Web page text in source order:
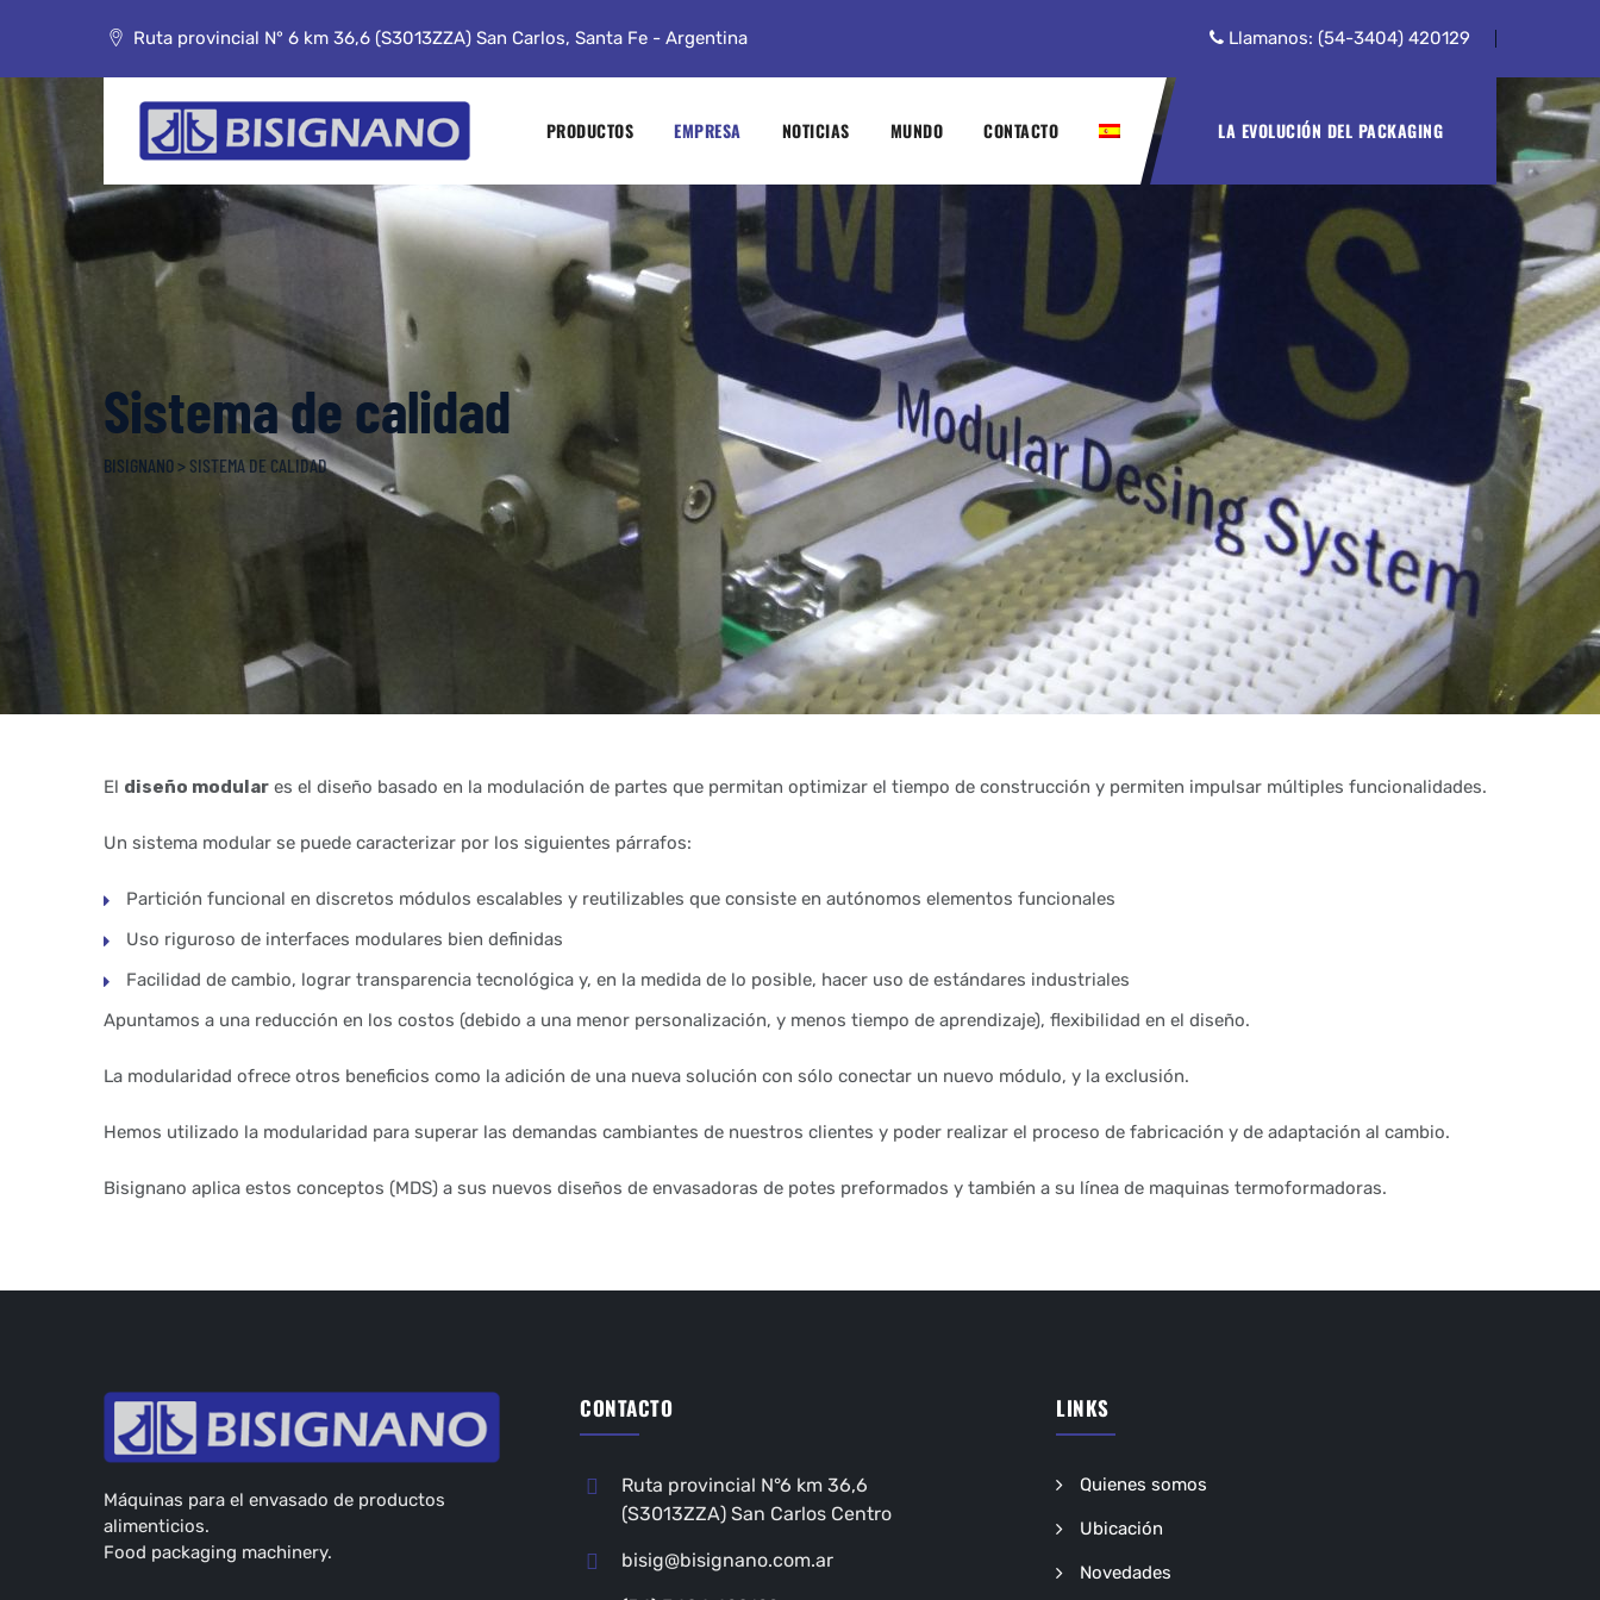
Ruta provincial N° 6 km 36,6 (S3013ZZA) San Carlos, Santa Fe - Argentina Llamanos: (54-3404) 420129
PRODUCTOS EMPRESA NOTICIAS MUNDO CONTACTO LA EVOLUCIÓN DEL PACKAGING
Sistema de calidad
BISIGNANO>SISTEMA DE CALIDAD
El diseño modular es el diseño basado en la modulación de partes que permitan optimizar el tiempo de construcción y permiten impulsar múltiples funcionalidades.
Un sistema modular se puede caracterizar por los siguientes párrafos:
Partición funcional en discretos módulos escalables y reutilizables que consiste en autónomos elementos funcionales
Uso riguroso de interfaces modulares bien definidas
Facilidad de cambio, lograr transparencia tecnológica y, en la medida de lo posible, hacer uso de estándares industriales
Apuntamos a una reducción en los costos (debido a una menor personalización, y menos tiempo de aprendizaje), flexibilidad en el diseño.
La modularidad ofrece otros beneficios como la adición de una nueva solución con sólo conectar un nuevo módulo, y la exclusión.
Hemos utilizado la modularidad para superar las demandas cambiantes de nuestros clientes y poder realizar el proceso de fabricación y de adaptación al cambio.
Bisignano aplica estos conceptos (MDS) a sus nuevos diseños de envasadoras de potes preformados y también a su línea de maquinas termoformadoras.
Máquinas para el envasado de productos
alimenticios.
Food packaging machinery.
CONTACTO
Ruta provincial N°6 km 36,6
(S3013ZZA) San Carlos Centro
bisig@bisignano.com.ar
LINKS
Quienes somos
Ubicación
Novedades